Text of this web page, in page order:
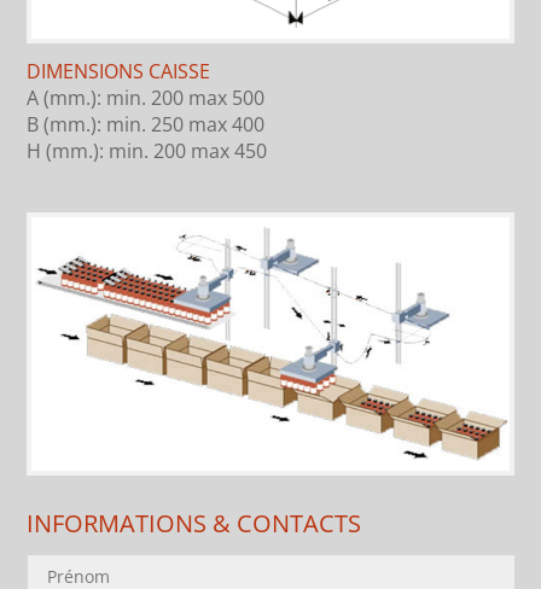
DIMENSIONS CAISSE
A (mm.): min. 200 max 500
B (mm.): min. 250 max 400
H (mm.): min. 200 max 450
INFORMATIONS & CONTACTS